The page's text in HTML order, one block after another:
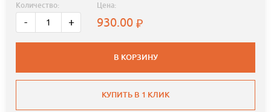
Количество:
- +
Цена:
930.00
В КОРЗИНУ
КУПИТЬ В 1 КЛИК